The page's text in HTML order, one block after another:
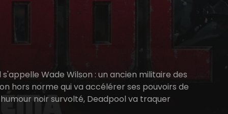
Wade Wilson : un ancien militaire des
hors norme qui va accélérer ses pouvoirs de
noir survolté, Deadpool va traquer